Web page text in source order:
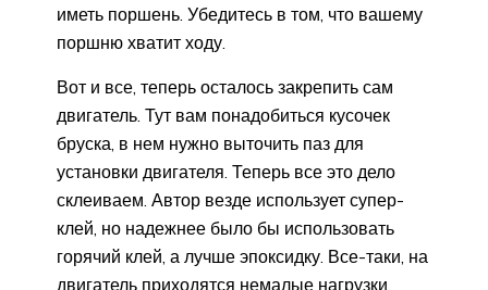
иметь поршень. Убедитесь в том, что вашему
поршню хватит ходу.
Вот и все, теперь осталось закрепить сам
двигатель. Тут вам понадобиться кусочек
бруска, в нем нужно выточить паз для
установки двигателя. Теперь все это дело
склеиваем. Автор везде использует супер-
клей, но надежнее было бы использовать
горячий клей, а лучше эпоксидку. Все-таки, на
двигатель приходятся немалые нагрузки.